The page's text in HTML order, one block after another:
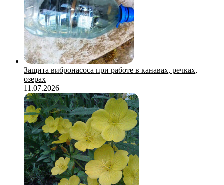
Защита вибронасоса при работе в канавах, речках,
озерах
11.07.2026